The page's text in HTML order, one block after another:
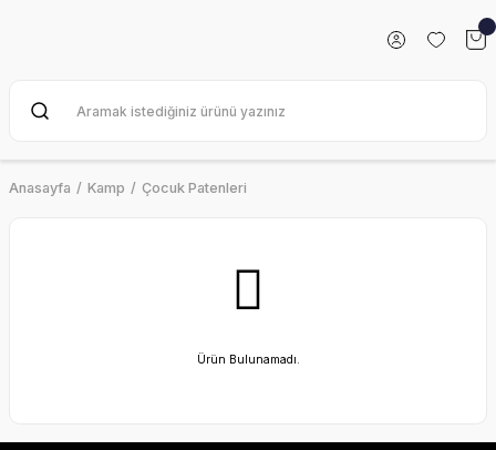
Anasayfa Kamp Çocuk Patenleri
Ürün Bulunamadı.